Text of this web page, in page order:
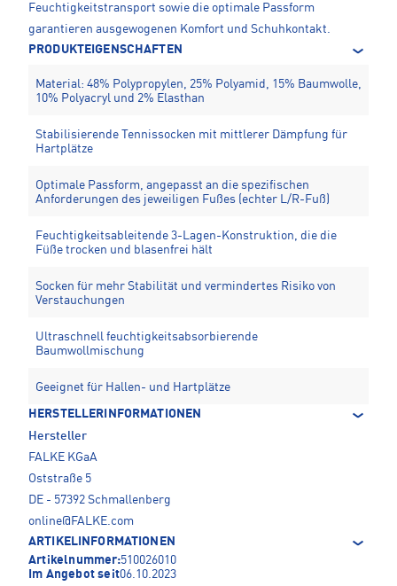
Feuchtigkeitstransport sowie die optimale Passform
garantieren ausgewogenen Komfort und Schuhkontakt.
PRODUKTEIGENSCHAFTEN
Material: 48% Polypropylen, 25% Polyamid, 15% Baumwolle,
10% Polyacryl und 2% Elasthan
Stabilisierende Tennissocken mit mittlerer Dämpfung für
Hartplätze
Optimale Passform, angepasst an die spezifischen
Anforderungen des jeweiligen Fußes (echter L/R-Fuß)
Feuchtigkeitsableitende 3-Lagen-Konstruktion, die die
Füße trocken und blasenfrei hält
Socken für mehr Stabilität und vermindertes Risiko von
Verstauchungen
Ultraschnell feuchtigkeitsabsorbierende
Baumwollmischung
Geeignet für Hallen- und Hartplätze
HERSTELLERINFORMATIONEN
Hersteller
FALKE KGaA
Oststraße 5
DE - 57392 Schmallenberg
online@FALKE.com
ARTIKELINFORMATIONEN
Artikelnummer:510026010
Im Angebot seit06.10.2023